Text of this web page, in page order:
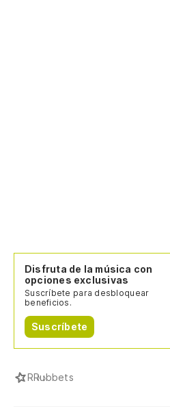
Disfruta de la música con
opciones exclusivas
Suscríbete para desbloquear
beneficios.
Suscríbete
RRubbets